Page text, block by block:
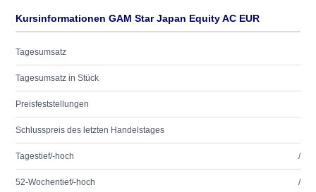
Kursinformationen GAM Star Japan Equity AC EUR
Tagesumsatz
Tagesumsatz in Stück
Preisfeststellungen
Schlusspreis des letzten Handelstages
Tagestief/-hoch /
52-Wochentief/-hoch /